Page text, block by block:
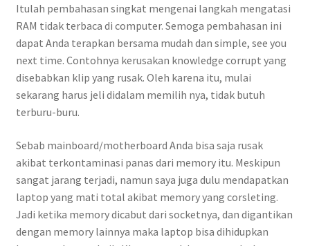
Itulah pembahasan singkat mengenai langkah mengatasi
RAM tidak terbaca di computer. Semoga pembahasan ini
dapat Anda terapkan bersama mudah dan simple, see you
next time. Contohnya kerusakan knowledge corrupt yang
disebabkan klip yang rusak. Oleh karena itu, mulai
sekarang harus jeli didalam memilih nya, tidak butuh
terburu-buru.
Sebab mainboard/motherboard Anda bisa saja rusak
akibat terkontaminasi panas dari memory itu. Meskipun
sangat jarang terjadi, namun saya juga dulu mendapatkan
laptop yang mati total akibat memory yang corsleting.
Jadi ketika memory dicabut dari socketnya, dan digantikan
dengan memory lainnya maka laptop bisa dihidupkan